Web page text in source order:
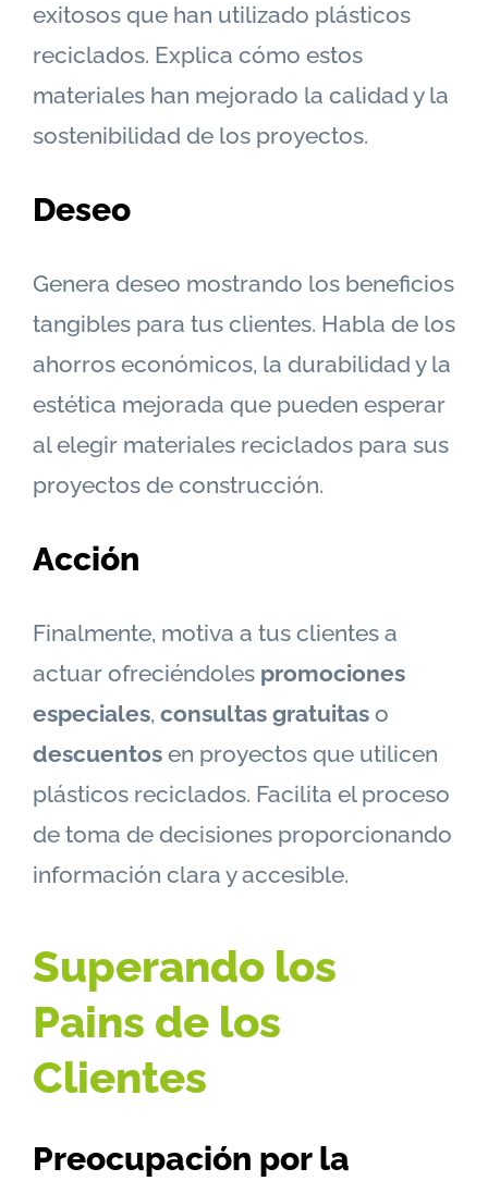
exitosos que han utilizado plásticos
reciclados. Explica cómo estos
materiales han mejorado la calidad y la
sostenibilidad de los proyectos.
Deseo
Genera deseo mostrando los beneficios
tangibles para tus clientes. Habla de los
ahorros económicos, la durabilidad y la
estética mejorada que pueden esperar
al elegir materiales reciclados para sus
proyectos de construcción.
Acción
Finalmente, motiva a tus clientes a
actuar ofreciéndoles promociones
especiales, consultas gratuitas o
descuentos en proyectos que utilicen
plásticos reciclados. Facilita el proceso
de toma de decisiones proporcionando
información clara y accesible.
Superando los
Pains de los
Clientes
Preocupación por la